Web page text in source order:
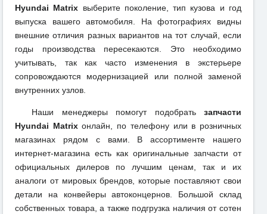
Hyundai Matrix выберите поколение, тип кузова и год
выпуска вашего автомобиля. На фотографиях видны
внешние отличия разных вариантов на тот случай, если
годы производства пересекаются. Это необходимо
учитывать, так как часто изменения в экстерьере
сопровождаются модернизацией или полной заменой
внутренних узлов.
Наши менеджеры помогут подобрать запчасти
Hyundai Matrixонлайн, по телефону или в розничных
магазинах рядом с вами. В ассортименте нашего
интернет-магазина есть как оригинальные запчасти от
официальных дилеров по лучшим ценам, так и их
аналоги от мировых брендов, которые поставляют свои
детали на конвейеры автоконцернов. Большой склад
собственных товара, а также подгрузка наличия от сотен